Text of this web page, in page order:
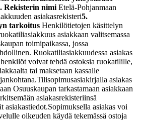
Rekisterin nimi Etelä-Pohjanmaan
asiakasrekisteri5.
tarkoitus Henkilötietojen käsittelyn
asiakkaan valitsemassa
toimipaikassa, jossa
Ruokatiliasiakkuudessa asiakas
voivat tehdä ostoksia ruokatilille,
tai maksetaan kassalle
Tilisopimusasiakirjalla asiakas
Osuuskaupan tarkastamaan asiakkaan
asiakasrekisteriinsä
asiakastiedot.Sopimuksella asiakas voi
oikeuden käydä tekemässä ostoja